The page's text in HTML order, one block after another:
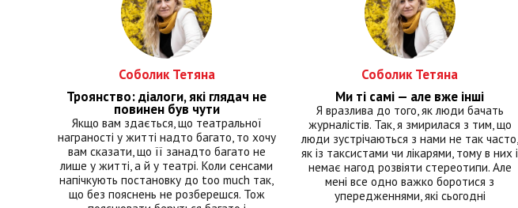
Соболик Тетяна
Троянство: діалоги, які глядач не
повинен був чути
Якщо вам здається, що театральної
награності у житті надто багато, то хочу
вам сказати, що її занадто багато не
лише у житті, а й у театрі. Коли сенсами
напічкують постановку до too much так,
що без пояснень не розберешся. Тож
Соболик Тетяна
Ми ті самі — але вже інші
Я вразлива до того, як люди бачать
журналістів. Так, я змирилася з тим, що
люди зустрічаються з нами не так часто,
як із таксистами чи лікарями, тому в них і
немає нагод розвіяти стереотипи. Але
мені все одно важко боротися з
упередженнями, які сьогодні